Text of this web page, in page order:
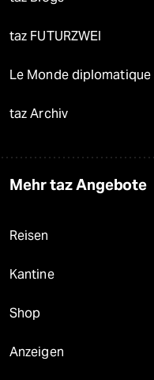
taz FUTURZWEI
Le Monde diplomatique
taz Archiv
Mehr taz Angebote
Reisen
Kantine
Shop
Anzeigen